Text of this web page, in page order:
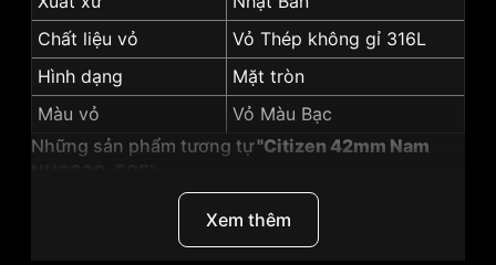
Chất liệu vỏ
Vỏ Thép không gỉ 316L
Hình dạng
Mặt tròn
Màu vỏ
Vỏ Màu Bạc
Những sản phẩm tương tự"Citizen 42mm Nam
Xem thêm